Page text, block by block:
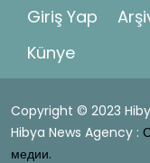
Giriş Yap
Künye
Copyright © 2023
Hibya News Agency :
медии.